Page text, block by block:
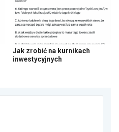
Jak zrobić na kurnikach
inwestycyjnych